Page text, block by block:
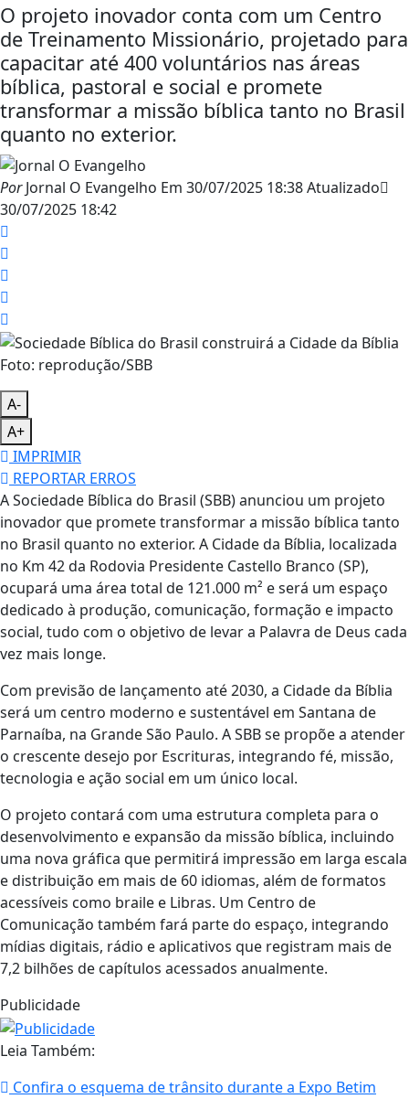
O projeto inovador conta com um Centro
de Treinamento Missionário, projetado para
capacitar até 400 voluntários nas áreas
bíblica, pastoral e social e promete
transformar a missão bíblica tanto no Brasil
quanto no exterior.
PorJornal O Evangelho Em 30/07/2025 18:38Atualizado
30/07/2025 18:42
Foto: reprodução/SBB
A-
A+
IMPRIMIR
REPORTAR ERROS
A Sociedade Bíblica do Brasil (SBB) anunciou um projeto
inovador que promete transformar a missão bíblica tanto
no Brasil quanto no exterior. A Cidade da Bíblia, localizada
no Km 42 da Rodovia Presidente Castello Branco (SP),
ocupará uma área total de 121.000 m² e será um espaço
dedicado à produção, comunicação, formação e impacto
social, tudo com o objetivo de levar a Palavra de Deus cada
vez mais longe.
Com previsão de lançamento até 2030, a Cidade da Bíblia
será um centro moderno e sustentável em Santana de
Parnaíba, na Grande São Paulo. A SBB se propõe a atender
o crescente desejo por Escrituras, integrando fé, missão,
tecnologia e ação social em um único local.
O projeto contará com uma estrutura completa para o
desenvolvimento e expansão da missão bíblica, incluindo
uma nova gráfica que permitirá impressão em larga escala
e distribuição em mais de 60 idiomas, além de formatos
acessíveis como braile e Libras. Um Centro de
Comunicação também fará parte do espaço, integrando
mídias digitais, rádio e aplicativos que registram mais de
7,2 bilhões de capítulos acessados anualmente.
Publicidade
Leia Também:
Confira o esquema de trânsito durante a Expo Betim